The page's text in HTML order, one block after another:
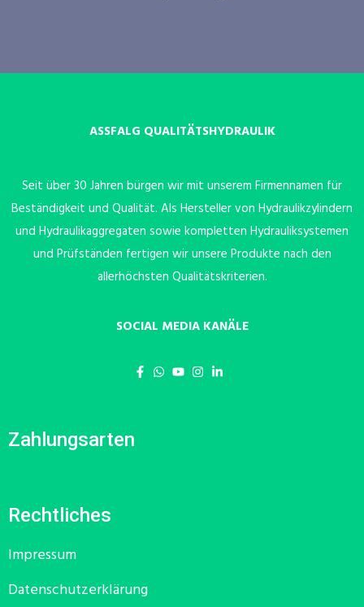
ASSFALG QUALITÄTSHYDRAULIK
Seit über 30 Jahren bürgen wir mit unserem Firmennamen für
Beständigkeit und Qualität. Als Hersteller von Hydraulikzylindern
und Hydraulikaggregaten sowie kompletten Hydrauliksystemen
und Prüfständen fertigen wir unsere Produkte nach den
allerhöchsten Qualitätskriterien.
SOCIAL MEDIA KANÄLE
Zahlungsarten
Rechtliches
Impressum
Datenschutzerklärung